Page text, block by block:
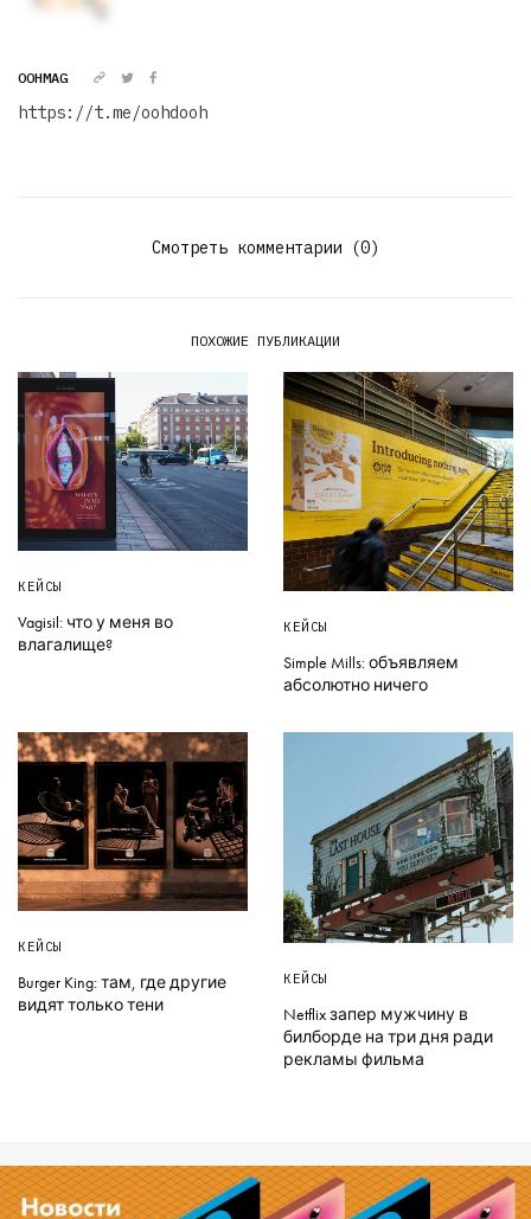
OOHMAG
https://t.me/oohdooh
Смотреть комментарии (0)
ПОХОЖИЕ ПУБЛИКАЦИИ
КЕЙСЫ
Vagisil: что у меня во
влагалище?
КЕЙСЫ
Simple Mills: объявляем
абсолютно ничего
КЕЙСЫ
Burger King: там, где другие
видят только тени
КЕЙСЫ
Netflix запер мужчину в
билборде на три дня ради
рекламы фильма